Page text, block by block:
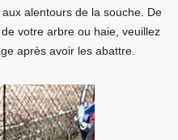
alentours de la souche. De
votre arbre ou haie, veuillez
après avoir les abattre.